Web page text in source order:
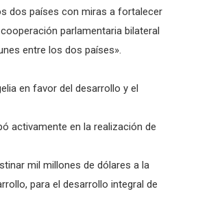
dos países con miras a fortalecer
parlamentaria bilateral
entre los dos países».
en favor del desarrollo y el
activamente en la realización de
mil millones de dólares a la
para el desarrollo integral de